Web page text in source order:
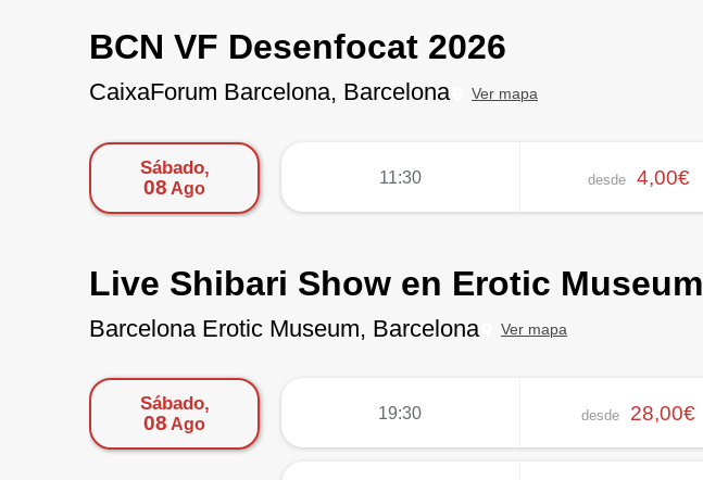
BCN VF Desenfocat 2026
CaixaForum Barcelona, Barcelona Ver mapa
Sábado,
08 Ago
11:30 desde 4,00€
Live Shibari Show en Erotic Museum
Barcelona Erotic Museum, Barcelona Ver mapa
Sábado,
08 Ago
19:30 desde 28,00€